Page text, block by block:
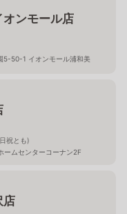
ンモール店
5-50-1 イオンモール浦和美
祝とも)
ムセンターコーナン2F
店